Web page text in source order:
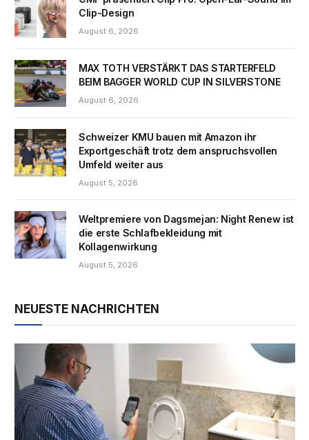
Clip-Design
August 6, 2026
MAX TOTH VERSTÄRKT DAS STARTERFELD
BEIM BAGGER WORLD CUP IN SILVERSTONE
August 6, 2026
Schweizer KMU bauen mit Amazon ihr
Exportgeschäft trotz dem anspruchsvollen
Umfeld weiter aus
August 5, 2026
Weltpremiere von Dagsmejan: Night Renew ist
die erste Schlafbekleidung mit
Kollagenwirkung
August 5, 2026
NEUESTE NACHRICHTEN